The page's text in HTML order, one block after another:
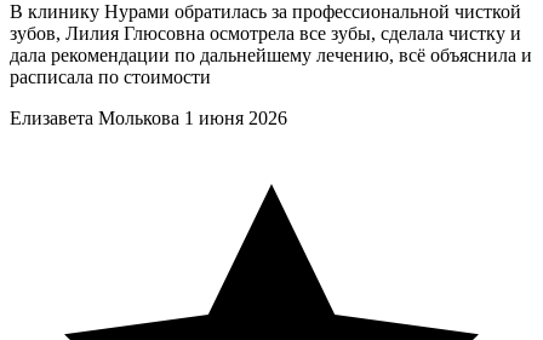
В клинику Нурами обратилась за профессиональной чисткой
зубов, Лилия Глюсовна осмотрела все зубы, сделала чистку и
дала рекомендации по дальнейшему лечению, всё объяснила и
расписала по стоимости
Елизавета Молькова 1 июня 2026